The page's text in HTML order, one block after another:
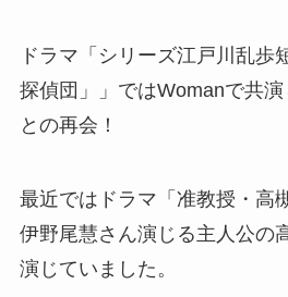
ドラマ「シリーズ江戸川乱歩
探偵団」」ではWomanで共
との再会！
最近ではドラマ「准教授・高
伊野尾慧さん演じる主人公の
演じていました。